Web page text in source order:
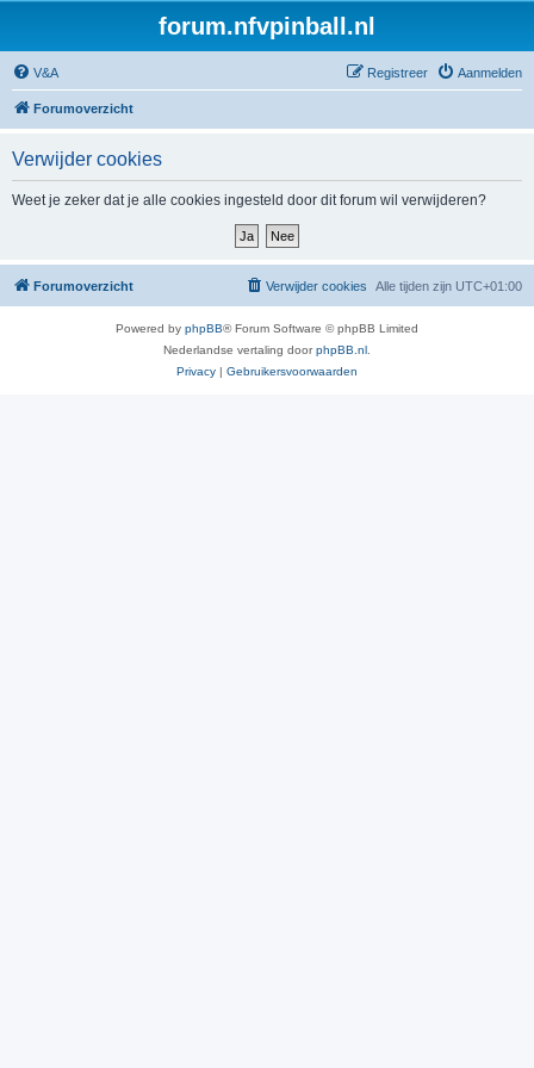
forum.nfvpinball.nl
V&A Aanmelden
Registreer
Forumoverzicht
Verwijder cookies
Weet je zeker dat je alle cookies ingesteld door dit forum wil verwijderen?
Forumoverzicht Alle tijden zijn UTC+01:00
Verwijder cookies
Powered by phpBB® Forum Software © phpBB Limited
Nederlandse vertaling doorphpBB.nl
Privacy | Gebruikersvoorwaarden